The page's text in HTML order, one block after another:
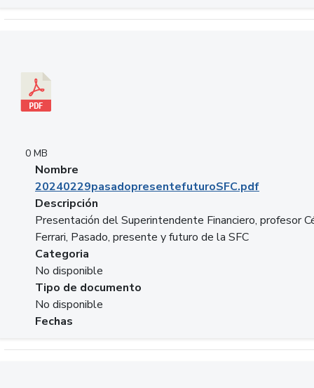
0 MB
Nombre
20240229pasadopresentefuturoSFC.pdf
Descripción
Presentación del Superintendente Financiero, profesor
Ferrari, Pasado, presente y futuro de la SFC
Categoria
No disponible
Tipo de documento
No disponible
Fechas